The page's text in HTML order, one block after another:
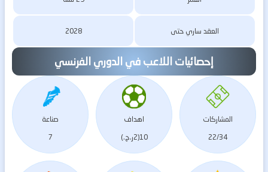
العقد ساري حتى 2028
إحصائيات اللاعب في الدوري الفرنسي
المشاركات
22/34
اهداف
10(2ر.ج.)
صناعة
7